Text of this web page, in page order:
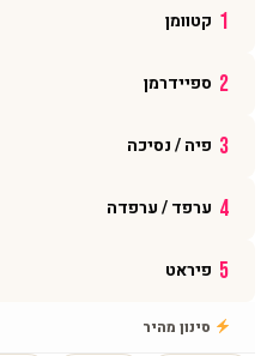
פייסבוק
וואטסאפ
© 2026 BMAGNIV · כל הזכויות שמורות · מותג ישראלי גאה
1 קטוומן
2 ספיידרמן
3 פיה / נסיכה
4 ערפד / ערפדה
5 פיראט
סינון מהיר